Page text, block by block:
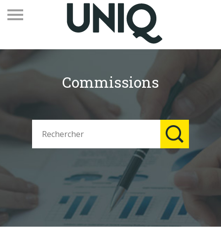
Recevez notre newsletter
Vos contacts
Espace adhérents
EN
Qui sommes-nous
Produits
Commissions